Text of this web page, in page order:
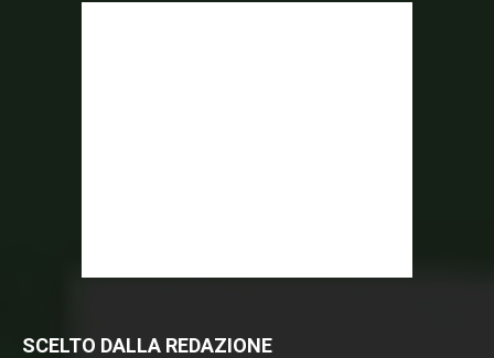
SCELTO DALLA REDAZIONE